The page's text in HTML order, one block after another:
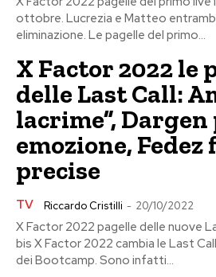
ottobre. Lucrezia e Matteo
eliminazione. Le pagelle del primo...
X Factor 2022 le
delle Last Call:
lacrime”,
emozione, Fedez
precise
TV Riccardo Cristilli - 20/10/2022
X Factor 2022 pagelle delle nuove
bis X Factor 2022 cambia le Last
dei Bootcamp. Sono infatti...